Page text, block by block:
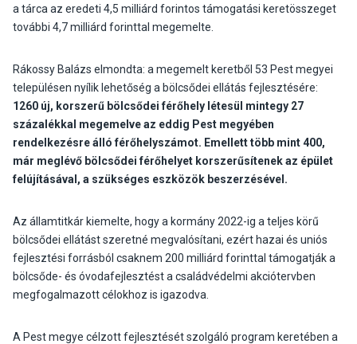
a tárca az eredeti 4,5 milliárd forintos támogatási keretösszeget
további 4,7 milliárd forinttal megemelte.
Rákossy Balázs elmondta: a megemelt keretből 53 Pest megyei
településen nyílik lehetőség a bölcsődei ellátás fejlesztésére:
1260 új, korszerű bölcsődei férőhely létesül mintegy 27
százalékkal megemelve az eddig Pest megyében
rendelkezésre álló férőhelyszámot. Emellett több mint 400,
már meglévő bölcsődei férőhelyet korszerűsítenek az épület
felújításával, a szükséges eszközök beszerzésével.
Az államtitkár kiemelte, hogy a kormány 2022-ig a teljes körű
bölcsődei ellátást szeretné megvalósítani, ezért hazai és uniós
fejlesztési forrásból csaknem 200 milliárd forinttal támogatják a
bölcsőde- és óvodafejlesztést a családvédelmi akciótervben
megfogalmazott célokhoz is igazodva.
A Pest megye célzott fejlesztését szolgáló program keretében a